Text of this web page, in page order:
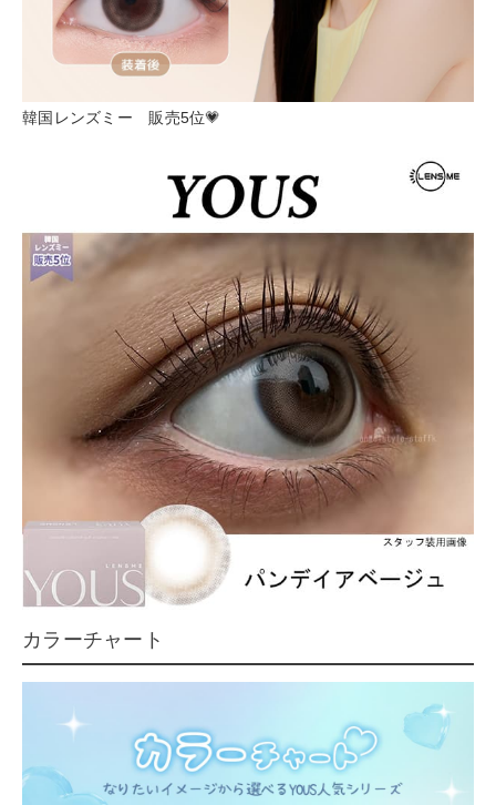
韓国レンズミー 販売5位💗︎
カラーチャート